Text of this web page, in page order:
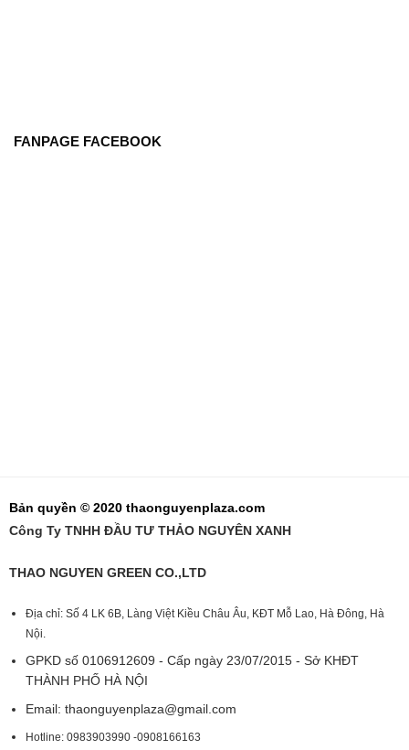
FANPAGE FACEBOOK
Bản quyền © 2020 thaonguyenplaza.com
Công Ty TNHH ĐẦU TƯ THẢO NGUYÊN XANH
THAO NGUYEN GREEN CO.,LTD
Địa chỉ: Số 4 LK 6B, Làng Việt Kiều Châu Âu, KĐT Mỗ Lao, Hà Đông, Hà
Nội.
GPKD số 0106912609 - Cấp ngày 23/07/2015 - Sở KHĐT
THÀNH PHỐ HÀ NỘI
Email: thaonguyenplaza@gmail.com
Hotline: 0983903990 -0908166163